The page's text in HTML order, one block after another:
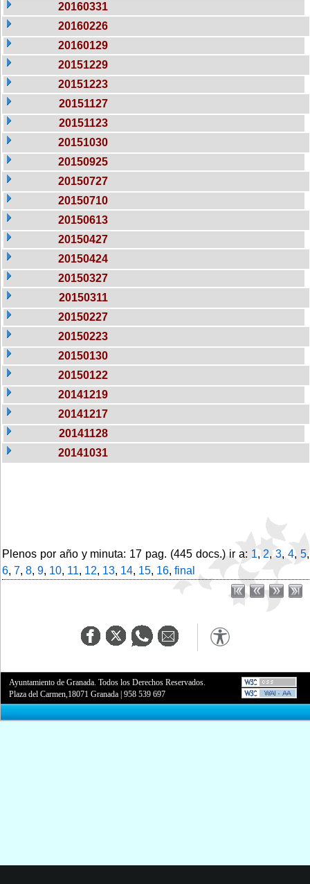
20160331
20160226
20160129
20151229
20151223
20151127
20151123
20151030
20150925
20150727
20150710
20150613
20150427
20150424
20150327
20150311
20150227
20150223
20150130
20150122
20141219
20141217
20141128
20141031
Plenos por año y minuta: 17 pag. (445 docs.) ir a: 1,2,3,4,5,
6, 7, 8, 9, 10, 11, 12, 13, 14, 15, 16, final
Ayuntamiento de Granada. Todos los Derechos Reservados.
Plaza del Carmen,18071 Granada |958 539 697